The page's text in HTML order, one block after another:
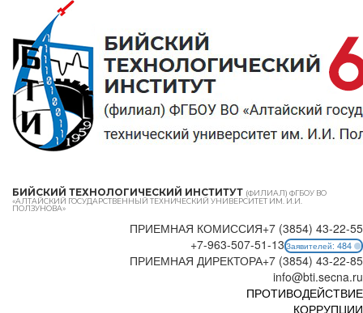
БИЙСКИЙ ТЕХНОЛОГИЧЕСКИЙ ИНСТИТУТ (ФИЛИАЛ) ФГБОУ ВО
«АЛТАЙСКИЙ ГОСУДАРСТВЕННЫЙ ТЕХНИЧЕСКИЙ УНИВЕРСИТЕТ ИМ. И.И.
ПОЛЗУНОВА»
ПРИЕМНАЯ КОМИССИЯ+7 (3854) 43-22-55
+7-963-507-51-13 Заявителей: 484
ПРИЕМНАЯ ДИРЕКТОРА+7 (3854) 43-22-85
info@bti.secna.ru
ПРОТИВОДЕЙСТВИЕ
КОРРУПЦИИ